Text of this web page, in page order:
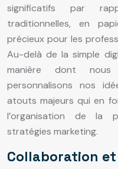
significatifs par
traditionnelles, en
précieux pour les
Au-delà de la simple
manière dont nous
personnalisons nos
atouts majeurs qui en
l’organisation de la
stratégies marketing.
Collaboration